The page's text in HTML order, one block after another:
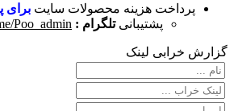
پرداخت هزینه محصولات سایت برای
پشتیبانی تلگرام : Poo_admin
گزارش خرابی لینک